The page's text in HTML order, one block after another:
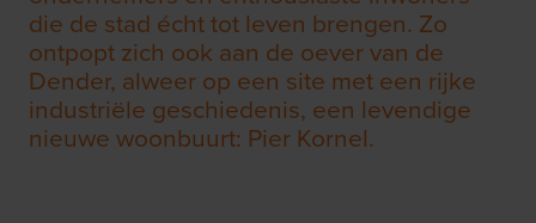
die de stad écht tot leven brengen. Zo
ontpopt zich ook aan de oever van de
Dender, alweer op een site met een rijke
industriële geschiedenis, een levendige
nieuwe woonbuurt: Pier Kornel.